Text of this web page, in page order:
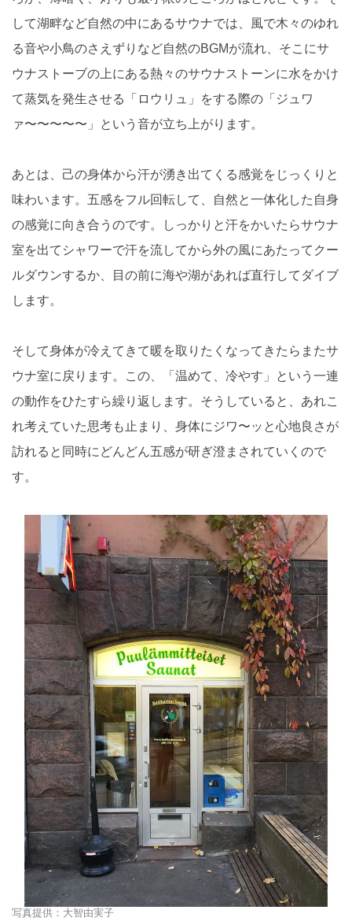
して湖畔など自然の中にあるサウナでは、風で木々のゆれ
る音や小鳥のさえずりなど自然のBGMが流れ、そこにサ
ウナストーブの上にある熱々のサウナストーンに水をかけ
て蒸気を発生させる「ロウリュ」をする際の「ジュワ
ァ〜〜〜〜〜」という音が立ち上がります。
あとは、己の身体から汗が湧き出てくる感覚をじっくりと
味わいます。五感をフル回転して、自然と一体化した自身
の感覚に向き合うのです。しっかりと汗をかいたらサウナ
室を出てシャワーで汗を流してから外の風にあたってクー
ルダウンするか、目の前に海や湖があれば直行してダイブ
します。
そして身体が冷えてきて暖を取りたくなってきたらまたサ
ウナ室に戻ります。この、「温めて、冷やす」という一連
の動作をひたすら繰り返します。そうしていると、あれこ
れ考えていた思考も止まり、身体にジワ〜ッと心地良さが
訪れると同時にどんどん五感が研ぎ澄まされていくので
す。
写真提供：大智由実子